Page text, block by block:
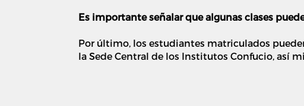
Es importante señalar que algunas clases
Por último, los estudiantes matriculados
la Sede Central de los Institutos Confucio, así